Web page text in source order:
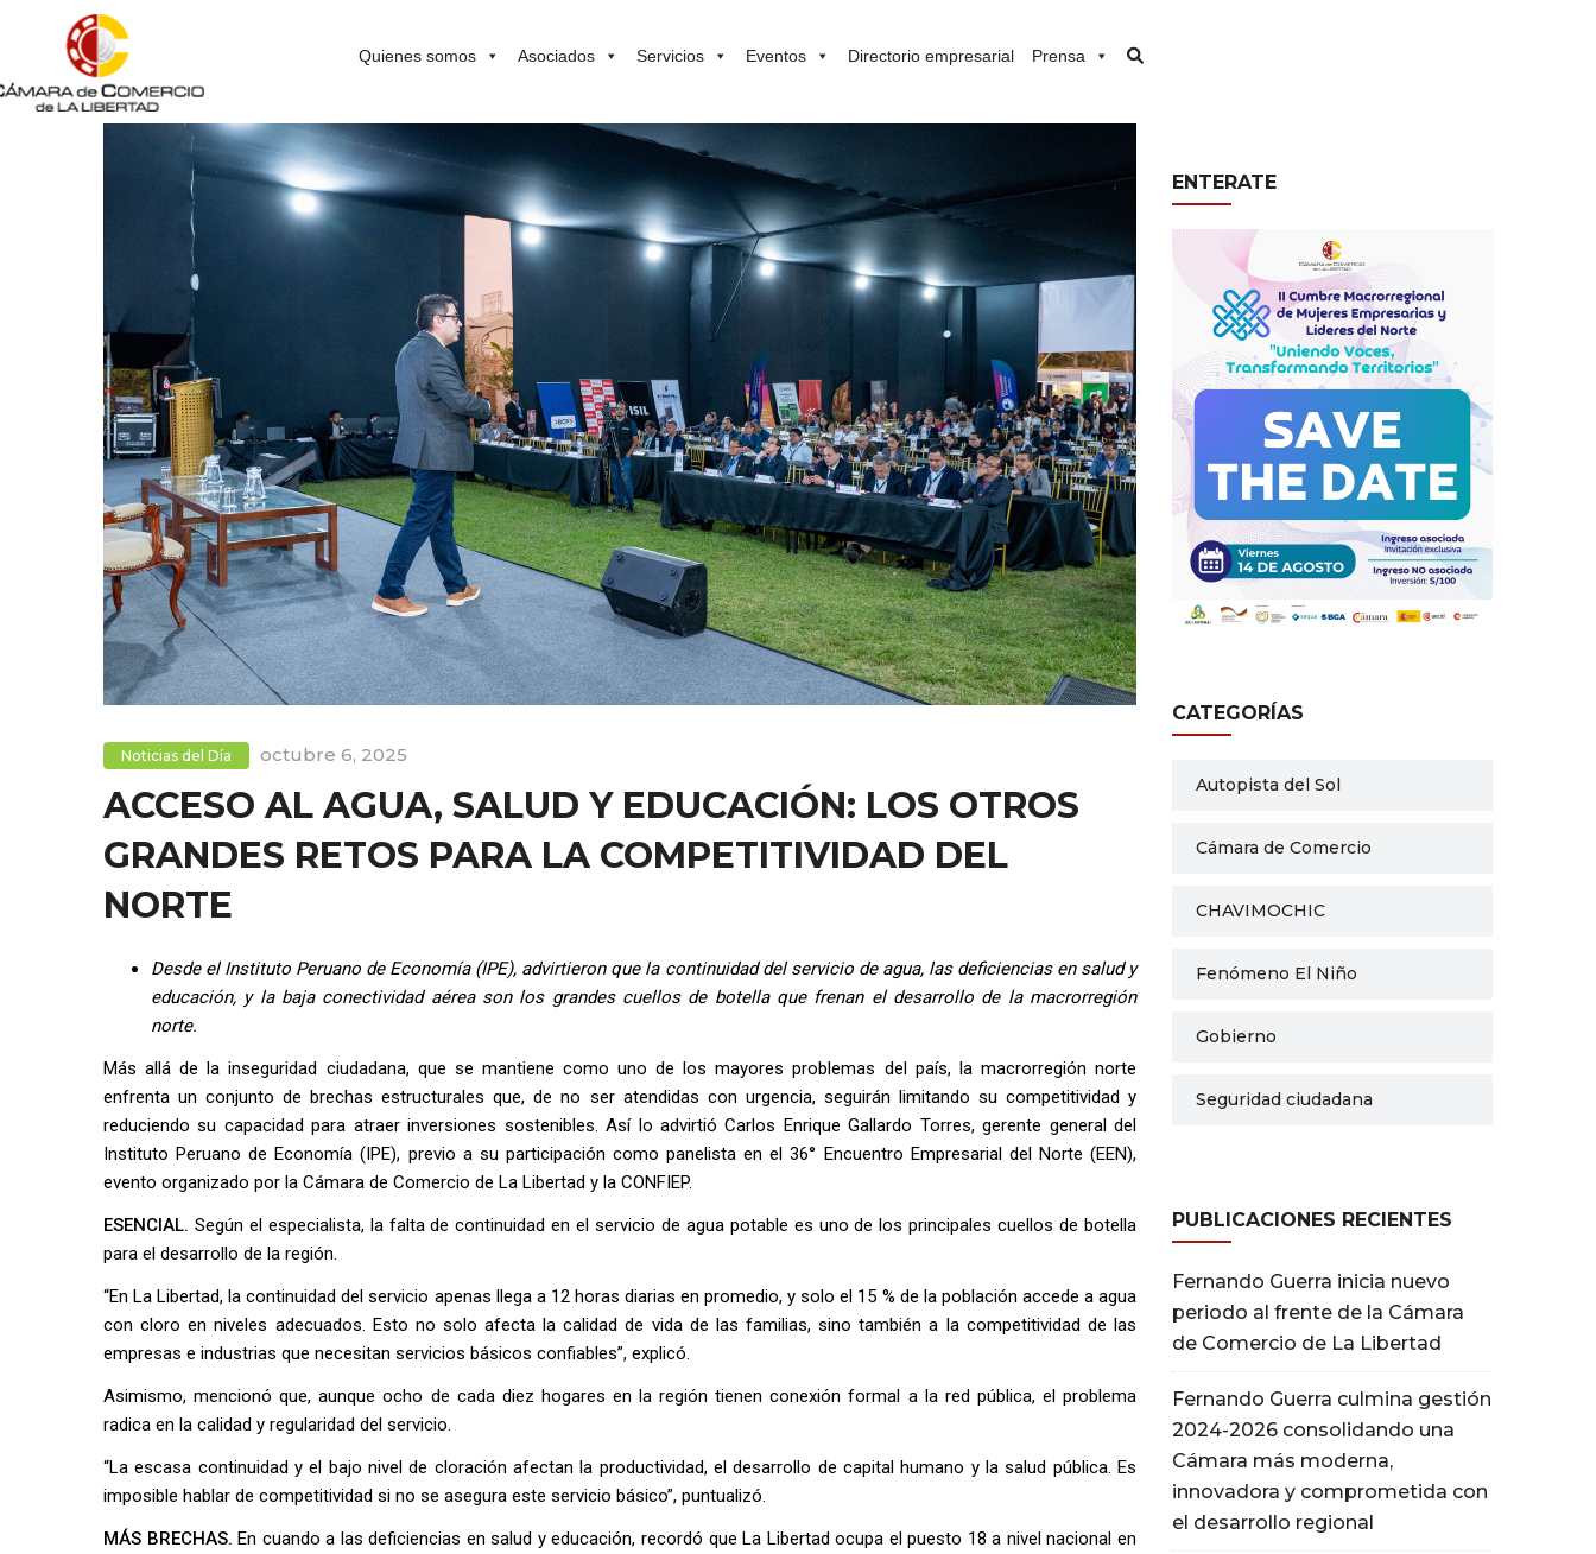
Quienes somos Asociados Servicios Eventos Directorio empresarial Prensa
Noticias del Día octubre 6, 2025
ACCESO AL AGUA, SALUD Y EDUCACIÓN: LOS OTROS
GRANDES RETOS PARA LA COMPETITIVIDAD DEL
NORTE
Desde el Instituto Peruano de Economía (IPE), advirtieron que la continuidad del servicio de agua, las deficiencias en salud y
educación, y la baja conectividad aérea son los grandes cuellos de botella que frenan el desarrollo de la macrorregión
norte.
Más allá de la inseguridad ciudadana, que se mantiene como uno de los mayores problemas del país, la macrorregión norte
enfrenta un conjunto de brechas estructurales que, de no ser atendidas con urgencia, seguirán limitando su competitividad y
reduciendo su capacidad para atraer inversiones sostenibles. Así lo advirtió Carlos Enrique Gallardo Torres, gerente general del
Instituto Peruano de Economía (IPE), previo a su participación como panelista en el 36° Encuentro Empresarial del Norte (EEN),
evento organizado por la Cámara de Comercio de La Libertad y la CONFIEP.
ESENCIAL. Según el especialista, la falta de continuidad en el servicio de agua potable es uno de los principales cuellos de botella
para el desarrollo de la región.
“En La Libertad, la continuidad del servicio apenas llega a 12 horas diarias en promedio, y solo el 15 % de la población accede a agua
con cloro en niveles adecuados. Esto no solo afecta la calidad de vida de las familias, sino también a la competitividad de las
empresas e industrias que necesitan servicios básicos confiables”, explicó.
Asimismo, mencionó que, aunque ocho de cada diez hogares en la región tienen conexión formal a la red pública, el problema
radica en la calidad y regularidad del servicio.
“La escasa continuidad y el bajo nivel de cloración afectan la productividad, el desarrollo de capital humano y la salud pública. Es
imposible hablar de competitividad si no se asegura este servicio básico”, puntualizó.
MÁS BRECHAS. En cuando a las deficiencias en salud y educación, recordó que La Libertad ocupa el puesto 18 a nivel nacional en
ENTERATE
CATEGORÍAS
Autopista del Sol
Cámara de Comercio
CHAVIMOCHIC
Fenómeno El Niño
Gobierno
Seguridad ciudadana
PUBLICACIONES RECIENTES
Fernando Guerra inicia nuevo
periodo al frente de la Cámara
de Comercio de La Libertad
Fernando Guerra culmina gestión
2024-2026 consolidando una
Cámara más moderna,
innovadora y comprometida con
el desarrollo regional